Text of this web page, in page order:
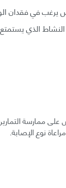
يرغب في فقدان
الذي يستمتع
ممارسة
نوع الإصابة.